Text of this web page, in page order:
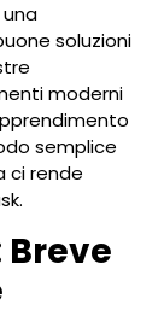
soluzioni
moderni
semplice
ci rende
Breve